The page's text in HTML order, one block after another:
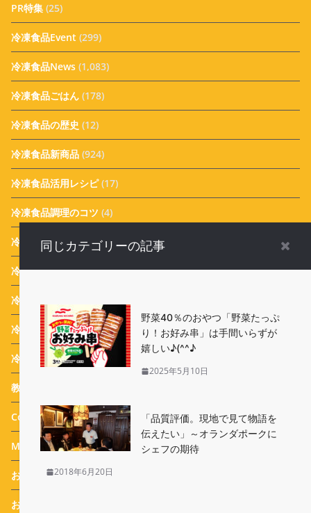
PR特集 (25)
冷凍食品Event (299)
冷凍食品News (1,083)
冷凍食品ごはん (178)
冷凍食品の歴史 (12)
冷凍食品新商品 (924)
冷凍食品活用レシピ(17)
冷凍食品調理のコツ (4)
冷凍食品お弁当 (15)
冷凍食品業界ニュース(116)
冷凍食品 Campaign
冷凍生活アドバイザー 西川剛史のオススメ (43)
冷凍生活アドバイザー 西川式ホームフリージング
教えて！実花先生 冷凍食品アレンジメニュー
Column(25)
Message(44)
おすすめ 冷凍食品(114)
おまけ
同じカテゴリーの記事
野菜40％のおやつ「野菜たっぷ
り！お好み串」は手間いらずが
嬉しい♪(^^♪
2025年5月10日
「品質評価。現地で見て物語を
伝えたい」～オランダポークに
シェフの期待
2018年6月20日